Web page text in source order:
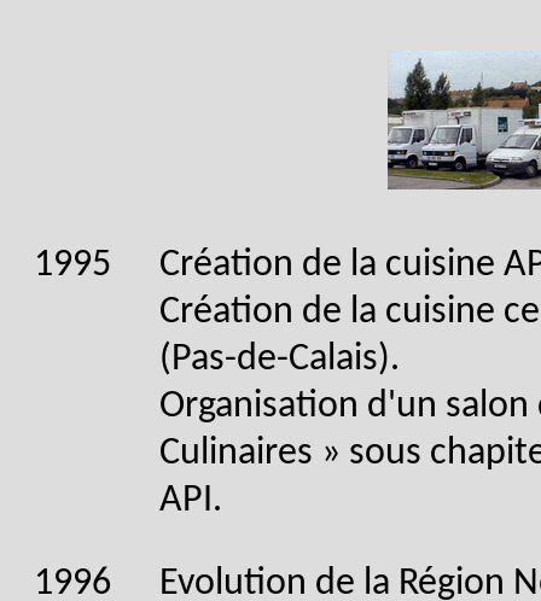
1995
Création de la cuisine
Création de la cuisine
(Pas-de-Calais).
Organisation d'un
Culinaires » sous
API.
1996 Evolution de la Région